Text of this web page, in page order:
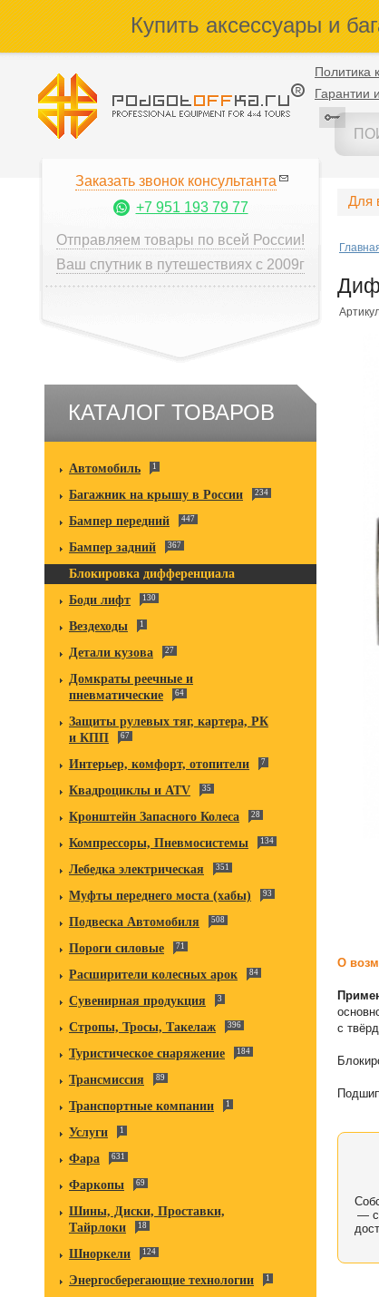
Купить аксессуары и
Политика
Гарантии
Заказать звонок консультанта
+7 951 193 79 77
Отправляем товары по всей России!
Ваш спутник в путешествиях с 2009г
КАТАЛОГ ТОВАРОВ
Автомобиль 1
Багажник на крышу в России 234
Бампер передний 447
Бампер задний 367
Блокировка дифференциала
Боди лифт
130
Вездеходы 1
Детали кузова 27
Домкраты реечные и
пневматические
64
Защиты рулевых тяг, картера, РК
и КПП
67
Интерьер, комфорт, отопители 7
Квадроциклы и ATV 35
Кронштейн Запасного Колеса 28
Компрессоры, Пневмосистемы 134
Лебедка электрическая 351
Муфты переднего моста (хабы) 93
Подвеска Автомобиля 508
Пороги силовые 71
Расширители колесных арок 84
Сувенирная продукция 3
Стропы, Тросы, Такелаж 396
Туристическое снаряжение 184
Трансмиссия 89
Транспортные компании 1
Услуги 1
Фара 631
Фаркопы 69
Шины, Диски, Проставки,
Тайрлоки
18
Шноркели 124
Энергосберегающие технологии 1
Для
О
с
—